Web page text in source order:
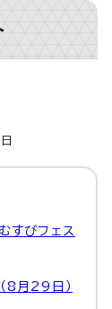
すびフェス
8月29日）